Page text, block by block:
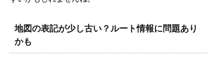
地図の表記が少し古い？ルート情報に問題あり
かも